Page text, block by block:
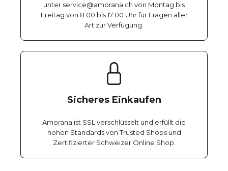
unter service@amorana.ch von Montag bis
Freitag von 8:00 bis 17:00 Uhr für Fragen aller
Art zur Verfügung.
Sicheres Einkaufen
Amorana ist SSL verschlüsselt und erfüllt die
hohen Standards von Trusted Shops und
Zertifizierter Schweizer Online Shop.